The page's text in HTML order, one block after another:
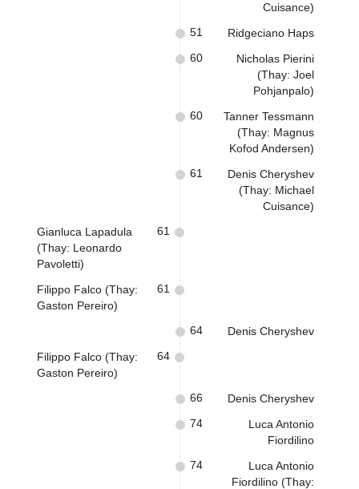
Cuisance)
Ridgeciano Haps
51
Nicholas Pierini
(Thay: Joel
Pohjanpalo)
60
Tanner Tessmann
(Thay: Magnus
Kofod Andersen)
60
Denis Cheryshev
(Thay: Michael
Cuisance)
61
Gianluca Lapadula
(Thay: Leonardo
Pavoletti)
61
Filippo Falco (Thay:
Gaston Pereiro)
61
Denis Cheryshev
64
Filippo Falco (Thay:
Gaston Pereiro)
64
Denis Cheryshev
66
Luca Antonio
Fiordilino
74
Luca Antonio
Fiordilino (Thay:
74